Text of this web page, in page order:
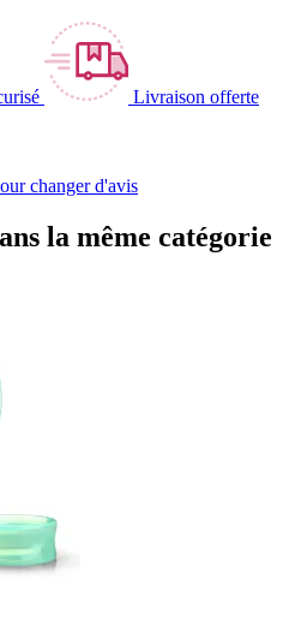
Livraison offerte
changer d'avis
la même catégorie